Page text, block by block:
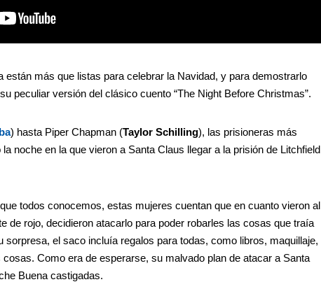
están más que listas para celebrar la Navidad, y para demostrarlo
peculiar versión del clásico cuento “The Night Before Christmas”.
) hasta Piper Chapman (Taylor Schilling), las prisioneras más
noche en la que vieron a Santa Claus llegar a la prisión de Litchfield
todos conocemos, estas mujeres cuentan que en cuanto vieron al
de rojo, decidieron atacarlo para poder robarles las cosas que traía
sorpresa, el saco incluía regalos para todas, como libros, maquillaje,
Como era de esperarse, su malvado plan de atacar a Santa
Buena castigadas.